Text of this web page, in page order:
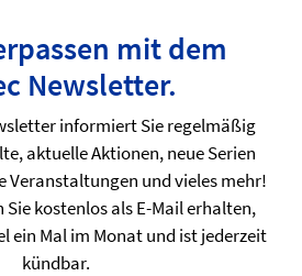
mit dem
Newsletter.
informiert Sie regelmäßig
aktuelle Aktionen, neue Serien
Veranstaltungen und vieles mehr!
Sie kostenlos als E-Mail erhalten,
ein Mal im Monat und ist jederzeit
kündbar.